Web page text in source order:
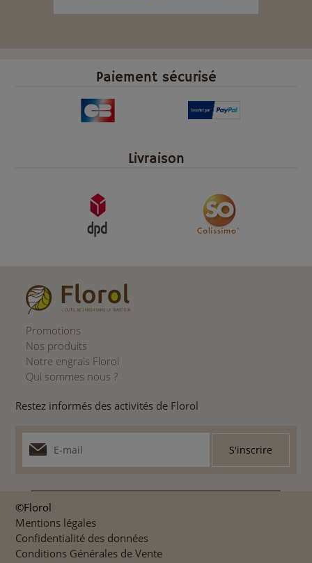
Paiement sécurisé
Livraison
Promotions
Nos produits
Notre engrais Florol
Qui sommes nous ?
Restez informés des activités de Florol
©Florol
Mentions légales
Confidentialité des données
Conditions Générales de Vente